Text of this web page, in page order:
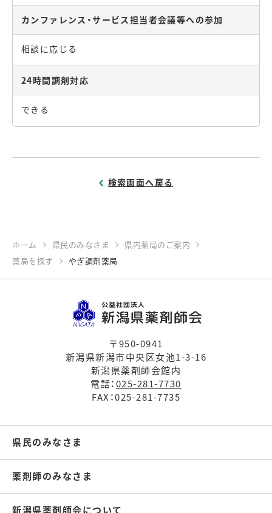
カンファレンス・サービス担当者会議等への参加
相談に応じる
24時間調剤対応
できる
検索画面へ戻る
ホーム 県民のみなさま
県内薬局のご案内
薬局を探す
やぎ調剤薬局
〒950-0941
新潟県新潟市中央区女池1-3-16
新潟県薬剤師会館内
電話：025-281-7730
FAX：025-281-7735
県民のみなさま
薬剤師のみなさま
新潟県薬剤師会について